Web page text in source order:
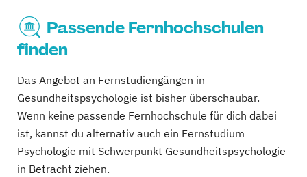
Passende Fernhochschulen
finden
Das Angebot an Fernstudiengängen in
Gesundheitspsychologie ist bisher überschaubar.
Wenn keine passende Fernhochschule für dich dabei
ist, kannst du alternativ auch ein Fernstudium
Psychologie mit Schwerpunkt Gesundheitspsychologie
in Betracht ziehen.